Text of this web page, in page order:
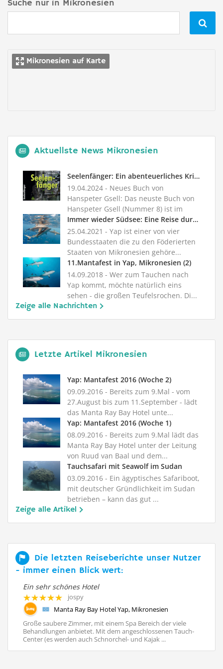
Suche nur in Mikronesien

Mikronesien auf Karte
Aktuellste News Mikronesien
Seelenfänger: Ein abenteuerliches Krimivergnügen
19.04.2024 - Neues Buch von
Hanspeter Gsell: Das neuste Buch von
Hanspeter Gsell (Nummer 8) ist im
Druc...
Immer wieder Südsee: Eine Reise durch die Yap-Inseln
25.04.2021 - Yap ist einer von vier
Bundesstaaten die zu den Föderierten
Staaten von Mikronesien gehöre...
11.Mantafest in Yap, Mikronesien (2)
14.09.2018 - Wer zum Tauchen nach
Yap kommt, möchte natürlich eins
sehen - die großen Teufelsrochen. Di...
Zeige alle Nachrichten
Letzte Artikel Mikronesien
Yap: Mantafest 2016 (Woche 2)
09.09.2016 - Bereits zum 9.Mal - vom
27.August bis zum 11.September - lädt
das Manta Ray Bay Hotel unte...
Yap: Mantafest 2016 (Woche 1)
08.09.2016 - Bereits zum 9.Mal lädt das
Manta Ray Bay Hotel unter der Leitung
von Ruud van Baal und dem...
Tauchsafari mit Seawolf im Sudan
03.09.2016 - Ein ägyptisches Safariboot,
mit deutscher Gründlichkeit im Sudan
betrieben – kann das gut ...
Zeige alle Artikel
Die letzten Reiseberichte unser Nutzer
- immer einen Blick wert:
Ein sehr schönes Hotel
jospy
Manta Ray Bay Hotel Yap, Mikronesien
Große saubere Zimmer, mit einem Spa Bereich der viele
Behandlungen anbietet. Mit dem angeschlossenen Tauch-
Center (es werden auch Schnorchel- und Kajak ...